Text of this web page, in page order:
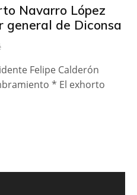
Navarro López
general de Diconsa
Felipe Calderón
* El exhorto